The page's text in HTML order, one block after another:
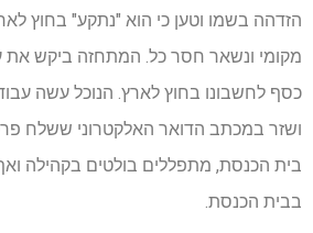
הזדהה בשמו וטען כי הוא "נתקע" בחוץ
מקומי ונשאר חסר כל. המתחזה ביקש את
כסף לחשבונו בחוץ לארץ. הנוכל עשה
ושזר במכתב הדואר האלקטרוני ששלח
בית הכנסת, מתפללים בולטים בקהילה
בבית הכנסת.